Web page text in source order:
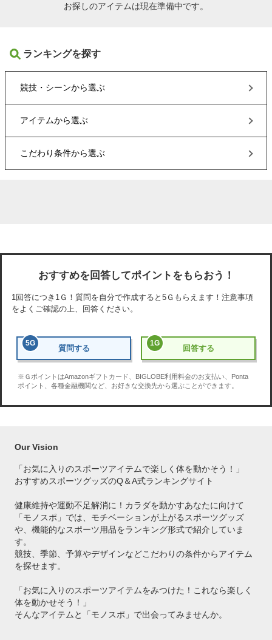
お探しのアイテムは現在準備中です。
ランキングを探す
競技・シーンから選ぶ
アイテムから選ぶ
こだわり条件から選ぶ
おすすめを回答してポイントをもらおう！
1回答につき 1Ｇ ！質問を自分で作成すると 5Ｇ もらえます！注意事項
をよくご確認の上、回答ください。
5G
質問する
1G
回答する
※ＧポイントはAmazonギフトカード、BIGLOBE利用料金のお支払い、Ponta
ポイント、各種金融機関など、お好きな交換先から選ぶことができます。
Our Vision
「お気に入りのスポーツアイテムで楽しく体を動かそう！」
おすすめスポーツグッズのQ＆A式ランキングサイト
健康維持や運動不足解消に！カラダを動かすあなたに向けて
「モノスポ」では、モチベーションが上がるスポーツグッズ
や、機能的なスポーツ用品をランキング形式で紹介していま
す。
競技、季節、予算やデザインなどこだわりの条件からアイテム
を探せます。
「お気に入りのスポーツアイテムをみつけた！これなら楽しく
体を動かせそう！」
そんなアイテムと「モノスポ」で出会ってみませんか。